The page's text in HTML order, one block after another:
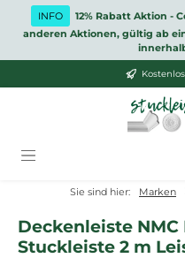
Zum Hauptinhalt springen
INFO
12% Rabatt Aktion -
anderen Aktionen, gültig ab
Sie sind hier: Marken
Deckenleiste NMC
Stuckleiste 2 m